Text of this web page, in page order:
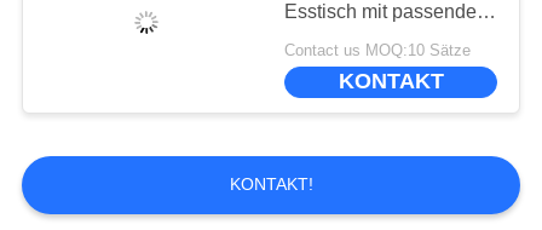
Esstisch mit passenden
Esstühlen
Contact us MOQ:10 Sätze
KONTAKT
KONTAKT!